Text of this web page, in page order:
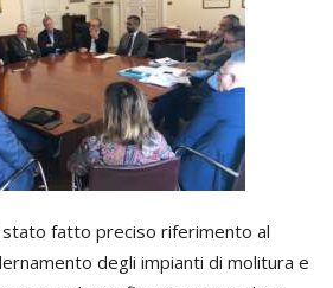
stato fatto preciso riferimento al
degli impianti di molitura e